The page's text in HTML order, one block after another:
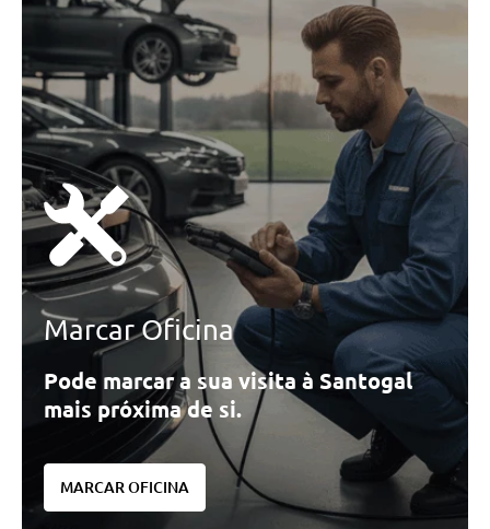
Marcar Oficina
Pode marcar a sua visita à Santogal
mais próxima de si.
MARCAR OFICINA